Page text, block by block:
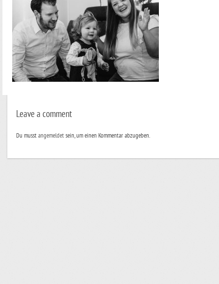
Leave a comment
Du musstangemeldetsein, um einen Kommentar abzugeben.